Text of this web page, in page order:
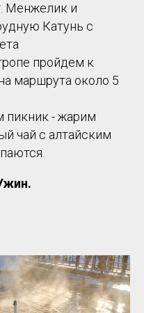
Менжелик и
Катунь с
пройдем к
маршрута около 5
пикник - жарим
чай с алтайским